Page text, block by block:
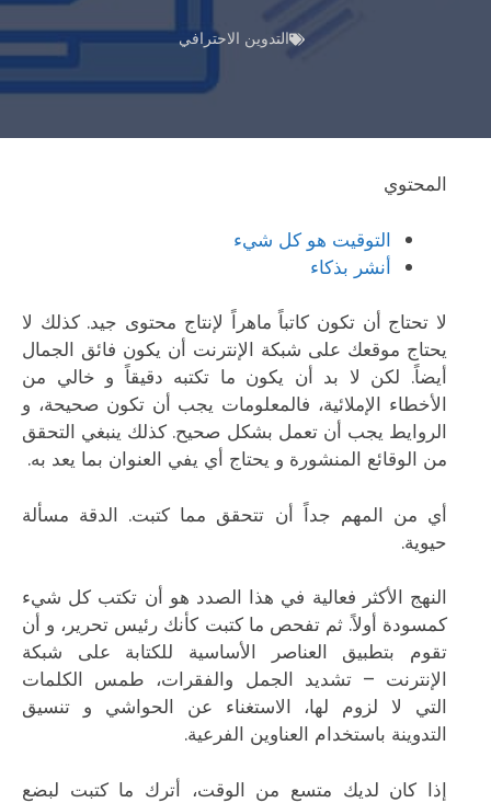
التدوين الاحترافي
المحتوي
التوقيت هو كل شيء
أنشر بذكاء
لا تحتاج أن تكون كاتباً ماهراً لإنتاج محتوى جيد. كذلك لا
يحتاج موقعك على شبكة الإنترنت أن يكون فائق الجمال
أيضاً. لكن لا بد أن يكون ما تكتبه دقيقاً و خالي من
الأخطاء الإملائية، فالمعلومات يجب أن تكون صحيحة، و
الروايط يجب أن تعمل بشكل صحيح. كذلك ينبغي التحقق
من الوقائع المنشورة و يحتاج أي يفي العنوان بما يعد به.
أي من المهم جداً أن تتحقق مما كتبت. الدقة مسألة
حيوية.
النهج الأكثر فعالية في هذا الصدد هو أن تكتب كل شيء
كمسودة أولاً. ثم تفحص ما كتبت كأنك رئيس تحرير، و أن
تقوم بتطبيق العناصر الأساسية للكتابة على شبكة
الإنترنت – تشديد الجمل والفقرات، طمس الكلمات
التي لا لزوم لها، الاستغناء عن الحواشي و تنسيق
التدوينة باستخدام العناوين الفرعية.
إذا كان لديك متسع من الوقت، أترك ما كتبت لبضع